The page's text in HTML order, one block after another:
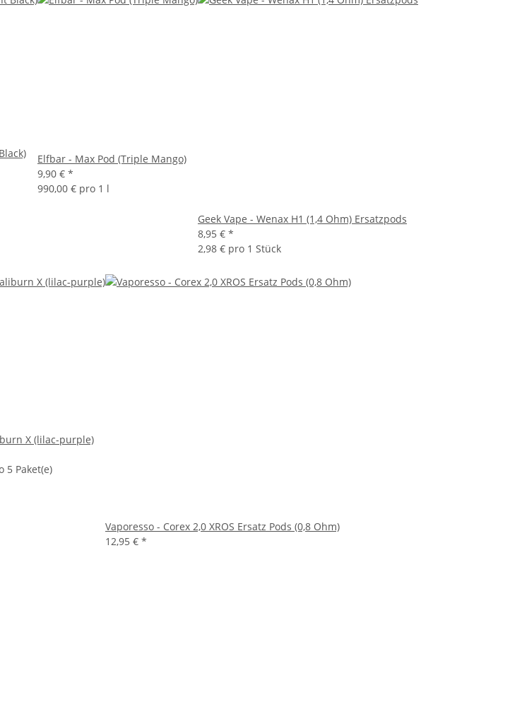
Elfbar - Max Pod (Triple Mango)
9,90 € *
990,00 € pro 1 l
Geek Vape - Wenax H1 (1,4 Ohm) Ersatzpods
8,95 € *
2,98 € pro 1 Stück
X (lilac-purple)
5 Paket(e)
Vaporesso - Corex 2,0 XROS Ersatz Pods (0,8 Ohm)
12,95 € *